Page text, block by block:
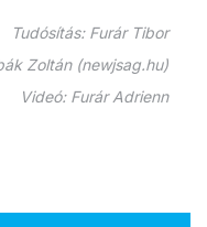
Tudósítás: Furár Tibor
Zoltán (newjsag.hu)
Videó: Furár Adrienn